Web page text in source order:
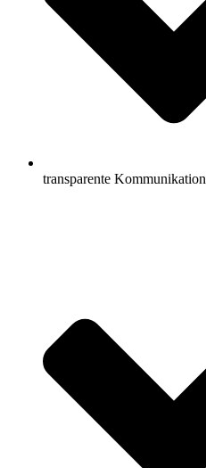
transparente Kommunikation